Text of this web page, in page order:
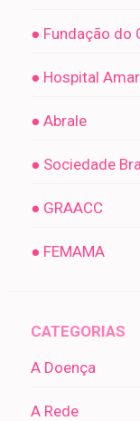
● Fundação do
● Hospital
● Abrale
● Sociedade
● GRAACC
● FEMAMA
CATEGORIAS
A Doença
A Rede